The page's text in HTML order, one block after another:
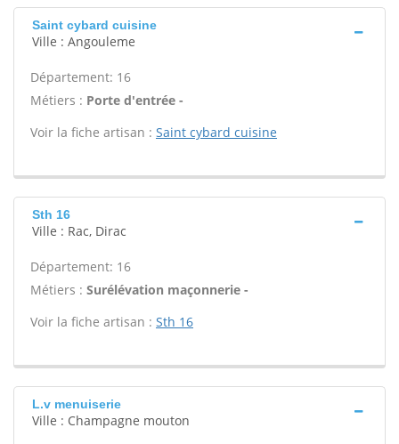
Saint cybard cuisine
Ville : Angouleme
Département: 16
Métiers : Porte d'entrée -
Voir la fiche artisan : Saint cybard cuisine
Sth 16
Ville : Rac, Dirac
Département: 16
Métiers : Surélévation maçonnerie -
Voir la fiche artisan : Sth 16
L.v menuiserie
Ville : Champagne mouton